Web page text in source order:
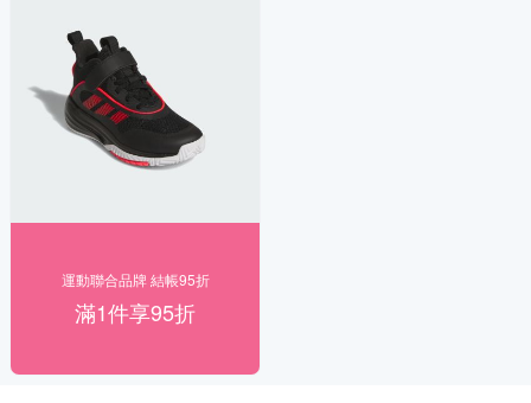
運動聯合品牌 結帳95折
滿1件享95折